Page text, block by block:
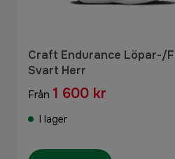
Craft Endurance Löpar-/
Svart Herr
Från 1 600 kr
I lager